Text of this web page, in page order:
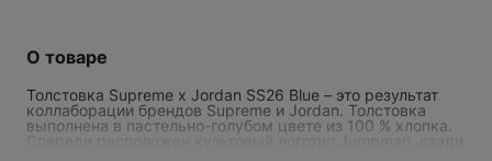
О товаре
Толстовка Supreme x Jordan SS26 Blue – это результат
коллаборации брендов Supreme и Jordan. Толстовка
выполнена в пастельно-голубом цвете из 100 % хлопка.
Спереди расположен культовый логотип Jumpman, сзади
Забыли пароль?